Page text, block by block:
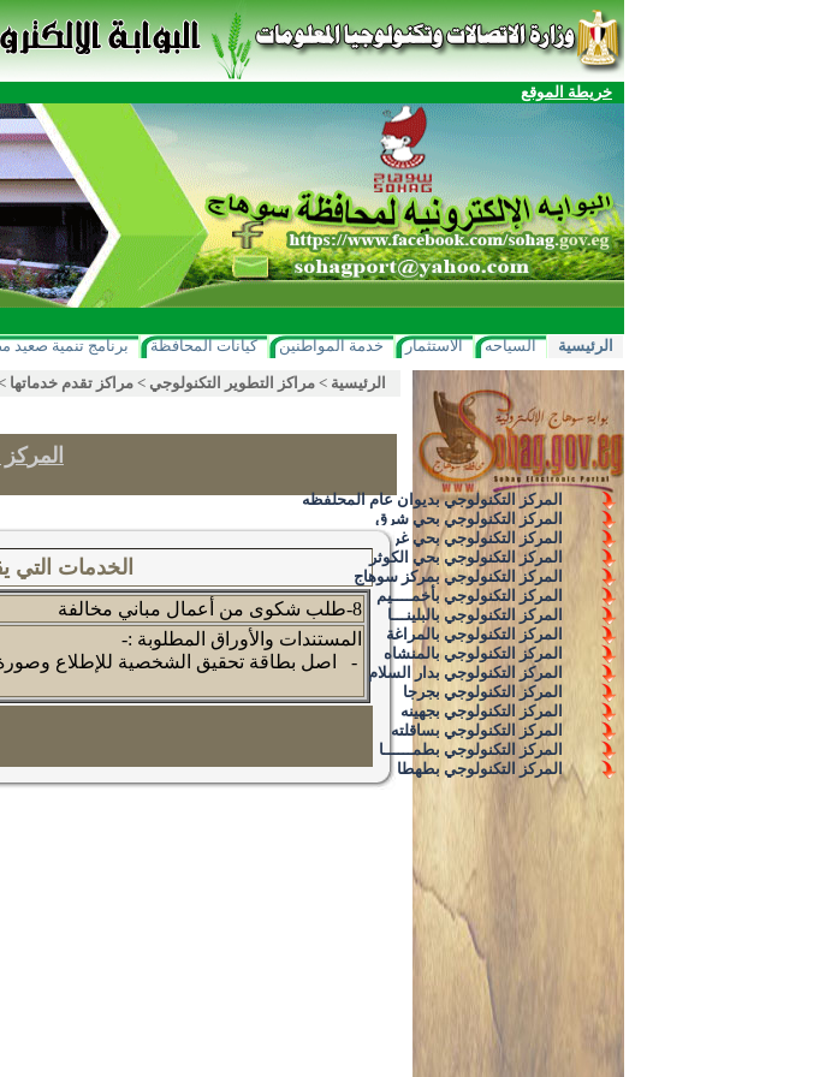
خريطة الموقع
الرئيسية السياحه الاستثمار خدمة المواطنين كيانات المحافظة برنامج تنمية صعيد
المركز التكنولوجي بديوان عام المحلفظه
المركز التكنولوجي بحي شرق
المركز التكنولوجي بحي غرب
المركز التكنولوجي بحي الكوثر
المركز التكنولوجي بمركز سوهاج
المركز التكنولوجي بأخمــــيم
المركز التكنولوجي بالبلينـــا
المركز التكنولوجي بالمراغة
المركز التكنولوجي بالمنشاه
المركز التكنولوجي بدار السلام
المركز التكنولوجي بجرجا
المركز التكنولوجي بجهينه
المركز التكنولوجي بساقلته
المركز التكنولوجي بطمــــــا
المركز التكنولوجي بطهطا
الرئيسية > مراكز التطوير التكنولوجي > مراكز تقدم خدماتها
المركز
الخدمات التي
8-طلب شكوى من أعمال مباني مخالفة
المستندات والأوراق المطلوبة :-
- اصل بطاقة تحقيق الشخصية للإطلاع